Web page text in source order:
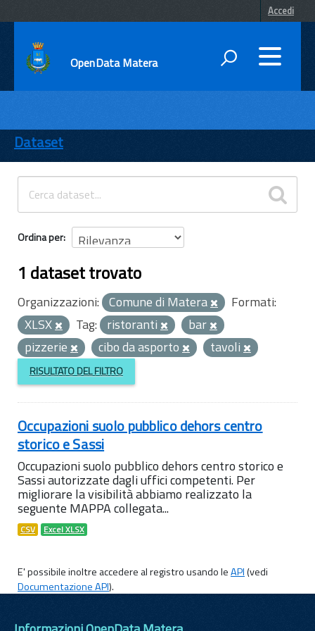
Accedi
OpenData Matera
ENTI
TEMI
INFORMAZIONI
Dataset
Ordina per
1 dataset trovato
Organizzazioni: Comune di Matera
Formati:
XLSX
Tag: ristoranti
bar
pizzerie
cibo da asporto tavoli
RISULTATO DEL FILTRO
Occupazioni suolo pubblico dehors centro
storico e Sassi
Occupazioni suolo pubblico dehors centro storico e
Sassi autorizzate dagli uffici competenti. Per
migliorare la visibilità abbiamo realizzato la
seguente MAPPA collegata...
CSV Excel XLSX
E' possibile inoltre accedere al registro usando leAPI(vedi
Documentazione API).